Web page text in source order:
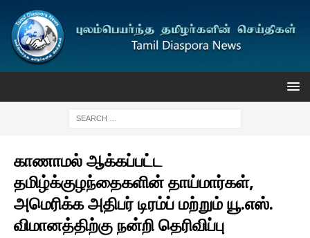
காணாமல் ஆக்கப்பட்ட
தமிழ்க்குழந்தைகளின் தாய்மார்கள்,
அமெரிக்க அதிபர் டிரம்ப் மற்றும் யூ.எஸ்.
விமானத்திற்கு நன்றி தெரிவிப்பு